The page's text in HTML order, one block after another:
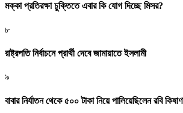
মক্কা প্রতিরক্ষা চুক্তিতে এবার কি যোগ দিচ্ছে মিসর?
৮
রাষ্ট্রপতি নির্বাচনে প্রার্থী দেবে জামায়াতে ইসলামী
৯
বাবার নির্যাতন থেকে ৫০০ টাকা নিয়ে পালিয়েছিলেন রবি কিষাণ